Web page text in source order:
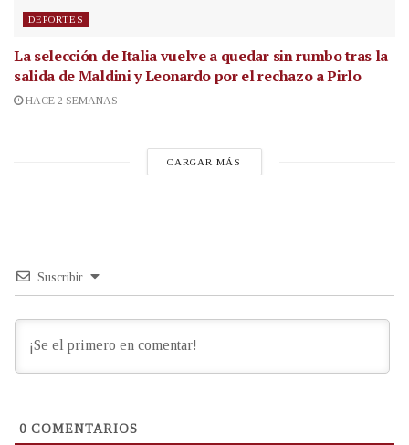
DEPORTES
La selección de Italia vuelve a quedar sin rumbo tras la
salida de Maldini y Leonardo por el rechazo a Pirlo
HACE 2 SEMANAS
CARGAR MÁS
Suscribir
0 COMENTARIOS